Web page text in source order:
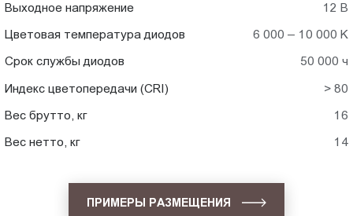
Выходное напряжение 12 В
Цветовая температура диодов 6 000 – 10 000 K
Срок службы диодов 50 000 ч
Индекс цветопередачи (CRI) > 80
Вес брутто, кг 16
Вес нетто, кг 14
ПРИМЕРЫ РАЗМЕЩЕНИЯ